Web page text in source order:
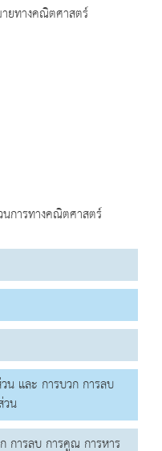
ยทางคณิตศาสตร์
การทางคณิตศาสตร์
น และ การบวก การลบ
น
การลบ การคูณ การหาร